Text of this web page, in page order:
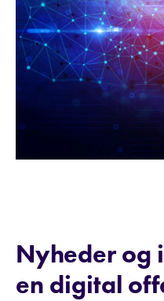
Nyheder og
en digital